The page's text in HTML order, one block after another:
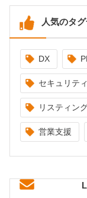
人気のタ
DX
セキュリティ
リスティン
営業支援